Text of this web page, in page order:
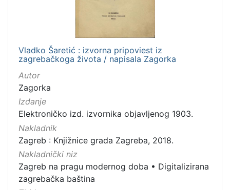
Vladko Šaretić : izvorna pripoviest iz
zagrebačkoga života / napisala Zagorka
Autor
Zagorka
Izdanje
Elektroničko izd. izvornika objavljenog 1903.
Nakladnik
Zagreb : Knjižnice grada Zagreba, 2018.
Nakladnički niz
Zagreb na pragu modernog doba • Digitalizirana
zagrebačka baština